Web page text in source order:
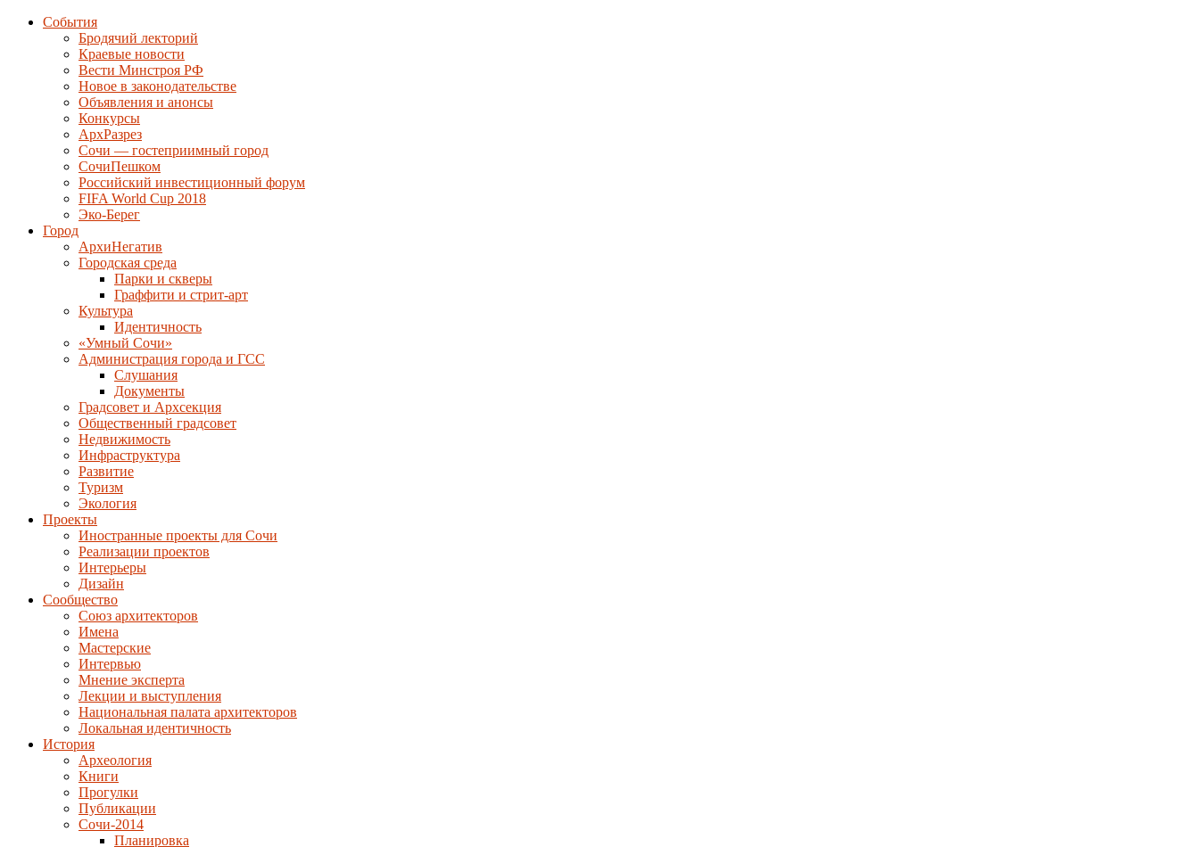
События
Бродячий лекторий
Краевые новости
Вести Минстроя РФ
Новое в законодательстве
Объявления и анонсы
Конкурсы
АрхРазрез
Сочи — гостеприимный город
СочиПешком
Российский инвестиционный форум
FIFA World Cup 2018
Эко-Берег
Город
АрхиНегатив
Городская среда
Парки и скверы
Граффити и стрит-арт
Культура
Идентичность
«Умный Сочи»
Администрация города и ГСС
Слушания
Документы
Градсовет и Архсекция
Общественный градсовет
Недвижимость
Инфраструктура
Развитие
Туризм
Экология
Проекты
Иностранные проекты для Сочи
Реализации проектов
Интерьеры
Дизайн
Сообщество
Союз архитекторов
Имена
Мастерские
Интервью
Мнение эксперта
Лекции и выступления
Национальная палата архитекторов
Локальная идентичность
История
Археология
Книги
Прогулки
Публикации
Сочи-2014
Планировка